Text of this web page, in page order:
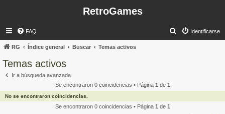
RetroGames
FAQ Identificarse
r
RG Índice general Buscar Temas activos
Temas activos
Ir a búsqueda avanzada
Se encontraron 0 coincidencias • Página 1 de 1
No se encontraron coincidencias.
Se encontraron 0 coincidencias • Página 1 de 1